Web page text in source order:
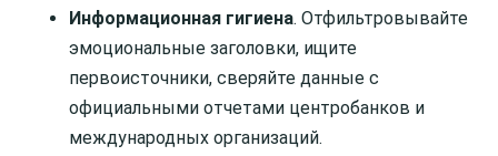
Информационная гигиена. Отфильтровывайте
эмоциональные заголовки, ищите
первоисточники, сверяйте данные с
официальными отчетами центробанков и
международных организаций.